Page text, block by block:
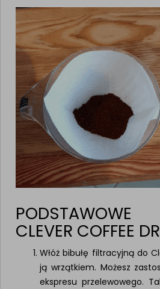
PODSTAWOWE
CLEVER COFFEE
Włóż bibułę filtracyjną do
ją wrzątkiem. Możesz
ekspresu przelewowego.